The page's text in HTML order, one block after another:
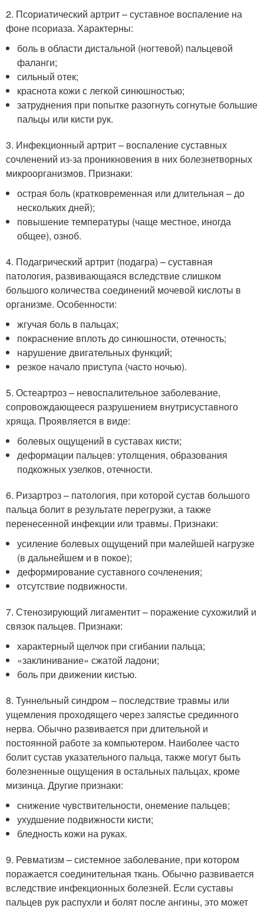
2. Псориатический артрит – суставное воспаление на
фоне псориаза. Характерны:
боль в области дистальной (ногтевой) пальцевой
фаланги;
сильный отек;
краснота кожи с легкой синюшностью;
затруднения при попытке разогнуть согнутые большие
пальцы или кисти рук.
3. Инфекционный артрит – воспаление суставных
сочленений из-за проникновения в них болезнетворных
микроорганизмов. Признаки:
острая боль (кратковременная или длительная – до
нескольких дней);
повышение температуры (чаще местное, иногда
общее), озноб.
4. Подагрический артрит (подагра) – суставная
патология, развивающаяся вследствие слишком
большого количества соединений мочевой кислоты в
организме. Особенности:
жгучая боль в пальцах;
покраснение вплоть до синюшности, отечность;
нарушение двигательных функций;
резкое начало приступа (часто ночью).
5. Остеартроз – невоспалительное заболевание,
сопровождающееся разрушением внутрисуставного
хряща. Проявляется в виде:
болевых ощущений в суставах кисти;
деформации пальцев: утолщения, образования
подкожных узелков, отечности.
6. Ризартроз – патология, при которой сустав большого
пальца болит в результате перегрузки, а также
перенесенной инфекции или травмы. Признаки:
усиление болевых ощущений при малейшей нагрузке
(в дальнейшем и в покое);
деформирование суставного сочленения;
отсутствие подвижности.
7. Стенозирующий лигаментит – поражение сухожилий и
связок пальцев. Признаки:
характерный щелчок при сгибании пальца;
«заклинивание» сжатой ладони;
боль при движении кистью.
8. Туннельный синдром – последствие травмы или
ущемления проходящего через запястье срединного
нерва. Обычно развивается при длительной и
постоянной работе за компьютером. Наиболее часто
болит сустав указательного пальца, также могут быть
болезненные ощущения в остальных пальцах, кроме
мизинца. Другие признаки:
снижение чувствительности, онемение пальцев;
ухудшение подвижности кисти;
бледность кожи на руках.
9. Ревматизм – системное заболевание, при котором
поражается соединительная ткань. Обычно развивается
вследствие инфекционных болезней. Если суставы
пальцев рук распухли и болят после ангины, это может